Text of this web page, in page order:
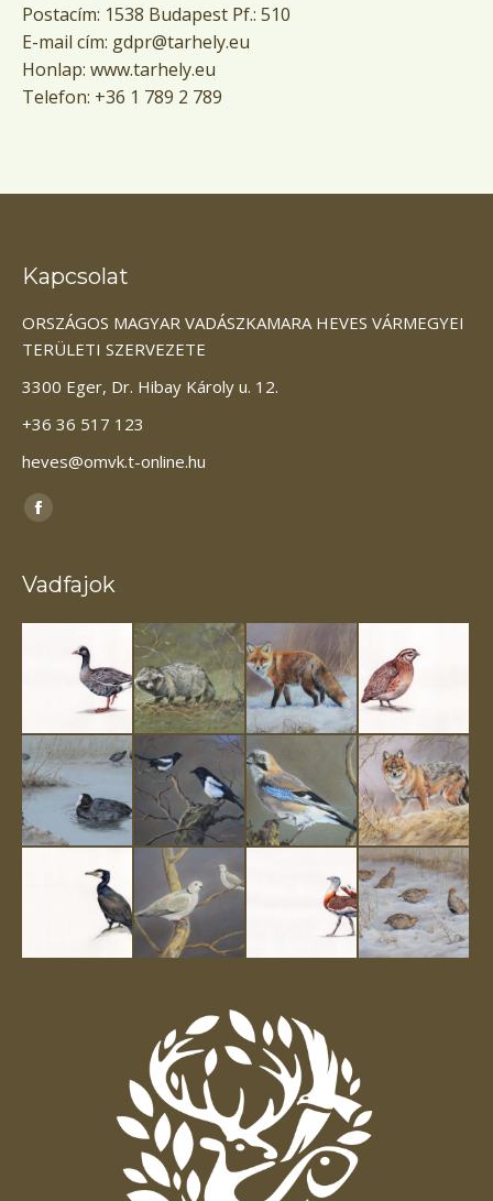
Postacím: 1538 Budapest Pf.: 510
E-mail cím: gdpr@tarhely.eu
Honlap: www.tarhely.eu
Telefon: +36 1 789 2 789
Kapcsolat
ORSZÁGOS MAGYAR VADÁSZKAMARA HEVES VÁRMEGYEI
TERÜLETI SZERVEZETE
3300 Eger, Dr. Hibay Károly u. 12.
+36 36 517 123
heves@omvk.t-online.hu
Itt vagyunk elérhetőek:
Facebook
opens
window
Vadfajok